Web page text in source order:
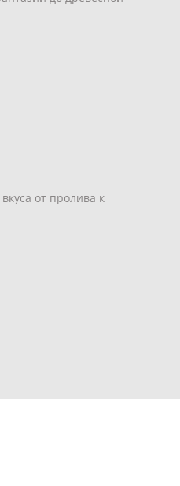
от пролива к